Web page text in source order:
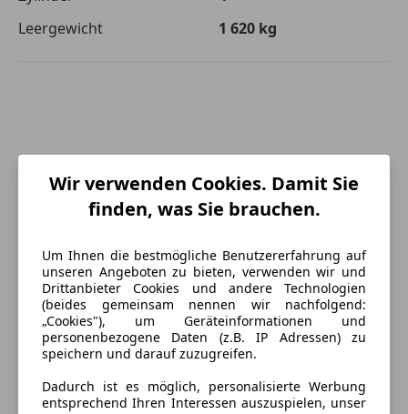
Leergewicht
1 620 kg
Wir verwenden Cookies. Damit Sie
finden, was Sie brauchen.
Um Ihnen die bestmögliche Benutzererfahrung auf
unseren Angeboten zu bieten, verwenden wir und
Drittanbieter Cookies und andere Technologien
(beides gemeinsam nennen wir nachfolgend:
„Cookies"), um Geräteinformationen und
personenbezogene Daten (z.B. IP Adressen) zu
speichern und darauf zuzugreifen.
Dadurch ist es möglich, personalisierte Werbung
entsprechend Ihren Interessen auszuspielen, unser